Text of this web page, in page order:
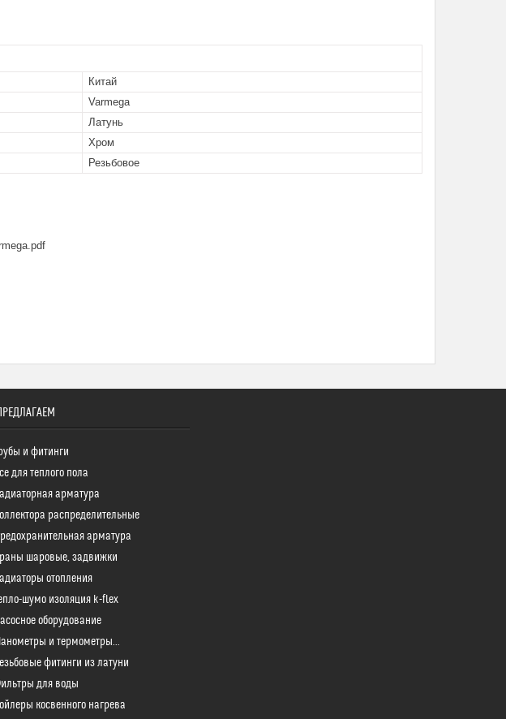
Китай
Varmega
Латунь
Хром
Резьбовое
и фитинги
для теплого пола
арматура
распределительные
арматура
шаровые, задвижки
отопления
шумо изоляция k-flex
оборудование
и термометры...
фитинги из латуни
для воды
косвенного нагрева